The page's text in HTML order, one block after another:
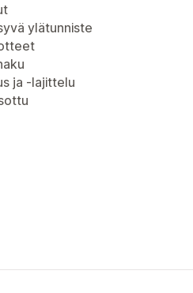
ylätunniste
ja -lajittelu